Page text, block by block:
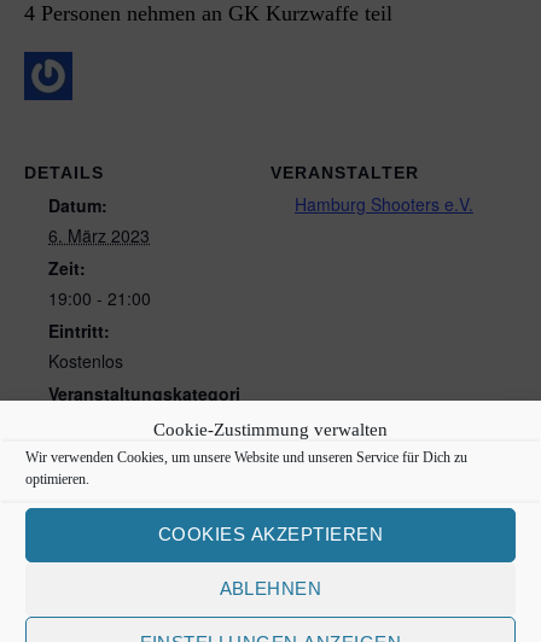
Cookie-Zustimmung verwalten
Wir verwenden Cookies, um unsere Website und unseren Service für Dich zu
optimieren.
COOKIES AKZEPTIEREN
ABLEHNEN
DETAILS
Datum:
6. März 2023
Zeit:
19:00 - 21:00
Eintritt:
Kostenlos
Veranstaltungskategori
Kurzwaffe
VERANSTALTUNGSORT
HSG Sasel
Meiendorfer Mühlenweg 35
VERANSTALTER
Hamburg Shooters e.V.
4 Personen nehmen an GK Kurzwaffe teil